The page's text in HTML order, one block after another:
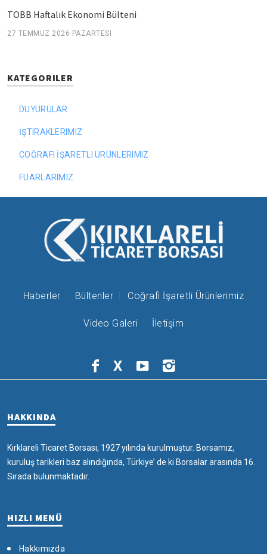
TOBB Haftalık Ekonomi Bülteni
27 TEMMUZ 2026 PAZARTESI
KATEGORILER
DUYURULAR
İŞTIRAKLERIMIZ
COĞRAFI İŞARETLI ÜRÜNLERIMIZ
FUARLARIMIZ
Haberler Bültenler Coğrafi İşaretli Ürünlerimiz
Video Galeri İletişim
X
HAKKINDA
Kırklareli Ticaret Borsası, 1927 yılında kurulmuştur. Borsamız,
kuruluş tarikleri baz alındığında, Türkiye’ de ki Borsalar arasında 16.
Sırada bulunmaktadır.
HIZLI MENÜ
Hakkımızda